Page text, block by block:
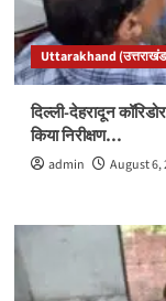
Uttarakhand
दिल्ली-देहरादून
किया निरीक्षण…
admin August 6,